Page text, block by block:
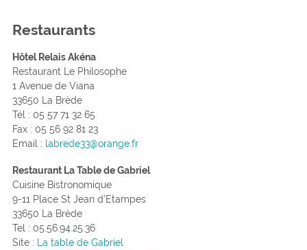
Restaurants
Hôtel Relais Akéna
Restaurant Le Philosophe
1 Avenue de Viana
33650 La Brède
Tél : 05 57 71 32 65
Fax : 05 56 92 81 23
Email : labrede33@orange.fr
Restaurant La Table de Gabriel
Cuisine Bistronomique
9-11 Place St Jean d’Etampes
33650 La Brède
Tel : 05.56.94.25.36
Site :
La table de Gabriel